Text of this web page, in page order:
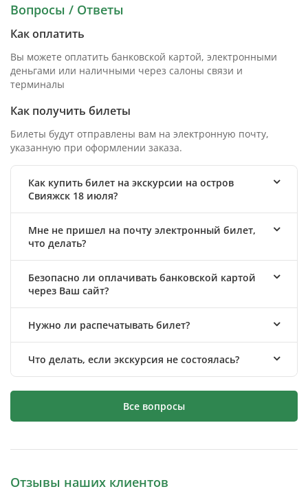
Вопросы / Ответы
Как оплатить
Вы можете оплатить банковской картой, электронными
деньгами или наличными через салоны связи и
терминалы
Как получить билеты
Билеты будут отправлены вам на электронную почту,
указанную при оформлении заказа.
Как купить билет на экскурсии на остров
Свияжск 18 июля?
Мне не пришел на почту электронный билет,
что делать?
Безопасно ли оплачивать банковской картой
через Ваш сайт?
Нужно ли распечатывать билет?
Что делать, если экскурсия не состоялась?
Все вопросы
Отзывы наших клиентов